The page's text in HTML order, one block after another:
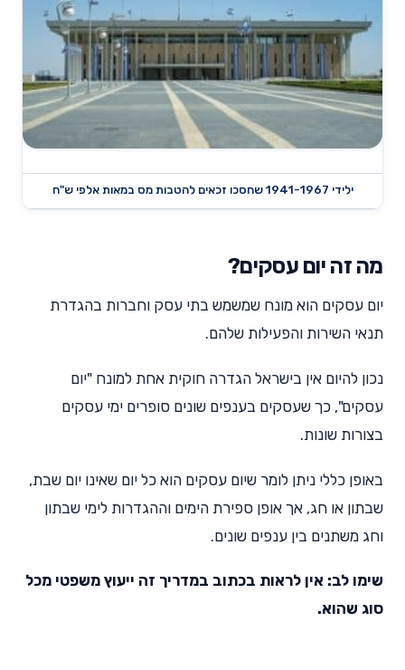
ילידי 1941-1967 שחסכו זכאים להטבות מס במאות אלפי ש"ח
מה זה יום עסקים?
יום עסקים הוא מונח שמשמש בתי עסק וחברות בהגדרת
תנאי השירות והפעילות שלהם.
נכון להיום אין בישראל הגדרה חוקית אחת למונח "יום
עסקים", כך שעסקים בענפים שונים סופרים ימי עסקים
בצורות שונות.
באופן כללי ניתן לומר שיום עסקים הוא כל יום שאינו יום שבת,
שבתון או חג, אך אופן ספירת הימים וההגדרות לימי שבתון
וחג משתנים בין ענפים שונים.
שימו לב: אין לראות בכתוב במדריך זה ייעוץ משפטי מכל
סוג שהוא.